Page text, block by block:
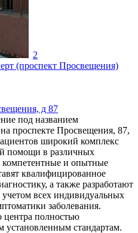
2
(проспект Просвещения)
д 87
под названием
проспекте Просвещения, 87,
широкий комплекс
помощи в различных
компетентные и опытные
квалифицированное
а также разработают
всех индивидуальных
заболевания.
центра полностью
установленным стандартам.